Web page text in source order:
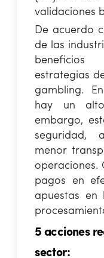
validaciones
De acuerdo
de las
estrategias
gambling.
hay un
embargo,
seguridad,
menor
operaciones.
pagos en
apuestas en
5 acciones
sector: